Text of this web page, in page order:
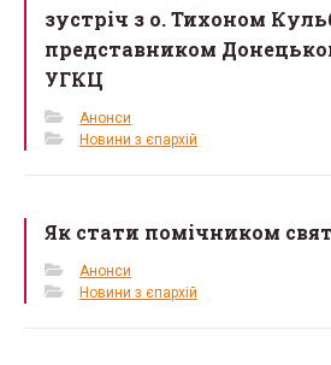
зустріч з о. Тихоном
представником
УГКЦ
Анонси
Новини з єпархій
Як стати помічником
Анонси
Новини з єпархій